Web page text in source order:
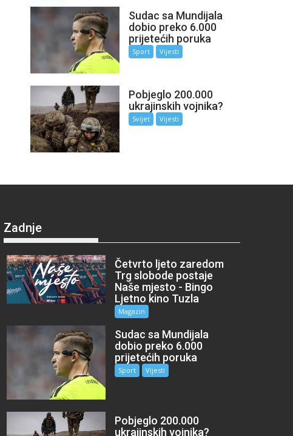
Sudac sa Mundijala
dobio preko 6.000
prijetećih poruka
Sport Vijesti
Pobjeglo 200.000
ukrajinskih vojnika?
Svijet Vijesti
Zadnje
Četvrto ljeto zaredom
Trg slobode postaje
Naše mjesto - Bingo
Ljetno kino Tuzla
Magazin
Sudac sa Mundijala
dobio preko 6.000
prijetećih poruka
Sport Vijesti
Pobjeglo 200.000
ukrajinskih vojnika?